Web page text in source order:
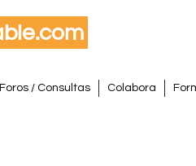
Foros / Consultas Colabora